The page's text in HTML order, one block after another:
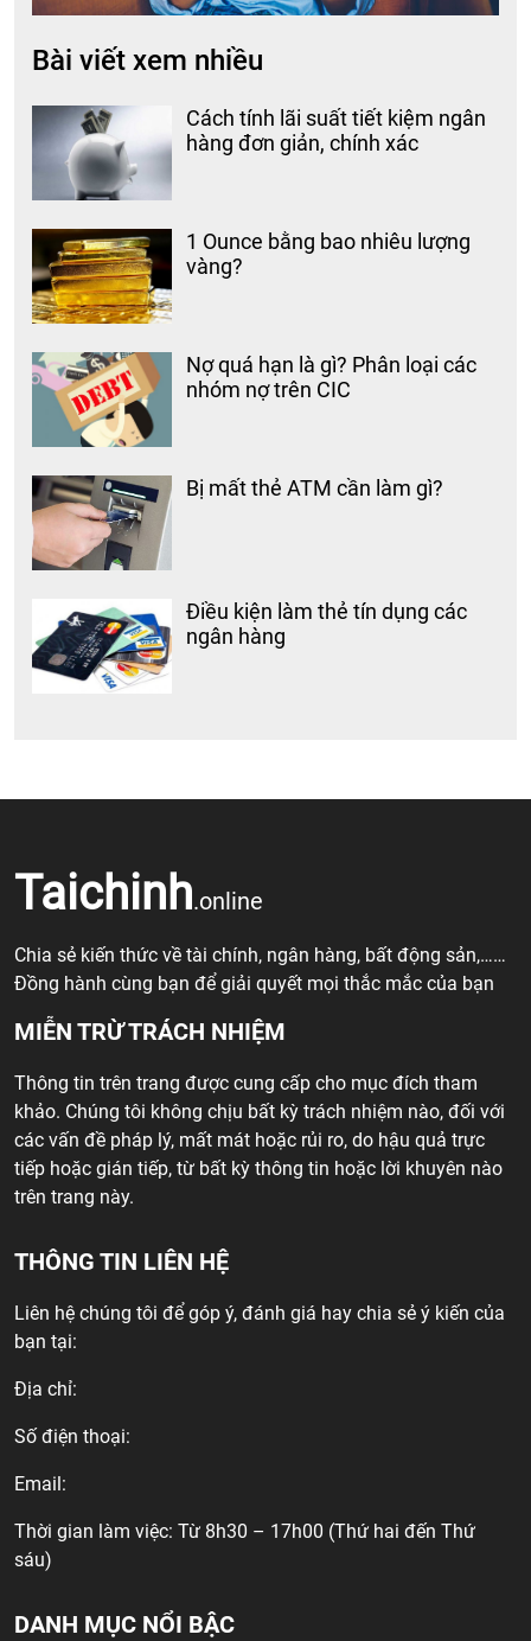
Bài viết xem nhiều
Cách tính lãi suất tiết kiệm ngân
hàng đơn giản, chính xác
1 Ounce bằng bao nhiêu lượng
vàng?
Nợ quá hạn là gì? Phân loại các
nhóm nợ trên CIC
Bị mất thẻ ATM cần làm gì?
Điều kiện làm thẻ tín dụng các
ngân hàng
Taichinh.online
Chia sẻ kiến thức về tài chính, ngân hàng, bất động sản,……
Đồng hành cùng bạn để giải quyết mọi thắc mắc của bạn
MIỄN TRỪ TRÁCH NHIỆM
Thông tin trên trang được cung cấp cho mục đích tham
khảo. Chúng tôi không chịu bất kỳ trách nhiệm nào, đối với
các vấn đề pháp lý, mất mát hoặc rủi ro, do hậu quả trực
tiếp hoặc gián tiếp, từ bất kỳ thông tin hoặc lời khuyên nào
trên trang này.
THÔNG TIN LIÊN HỆ
Liên hệ chúng tôi để góp ý, đánh giá hay chia sẻ ý kiến của
bạn tại:
Địa chỉ:
Số điện thoại:
Email:
Thời gian làm việc: Từ 8h30 – 17h00 (Thứ hai đến Thứ
sáu)
DANH MỤC NỔI BẬC